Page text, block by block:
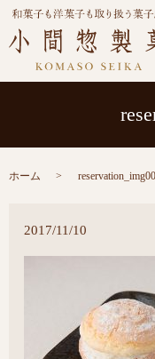
ホーム
2017/11/10